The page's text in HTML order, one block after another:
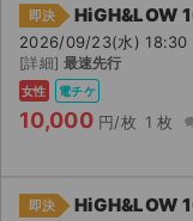
即決 HiGH&LOW
2026/09/23(水) 18:30
[詳細] 最速先行
女性 電チケ
10,000 円/枚 1 枚
即決 HiGH&LOW